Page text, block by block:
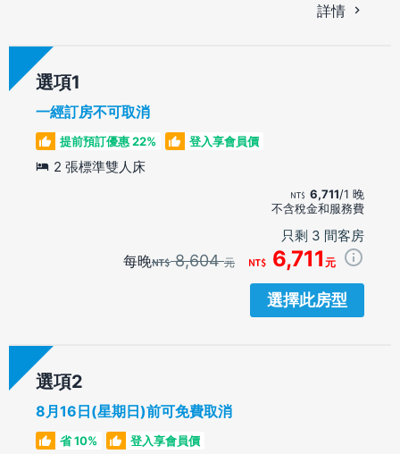
詳情
選項
一經訂房不可取消
提前預訂優惠 22% 登入享會員價
2 張標準雙人床
6,711/1 晚
不含稅金和服務費
只剩 3 間客房
每晚 8,604元 6,711 元
選擇此房型
選項
8月16日(星期日)前可免費取消
省 10% 登入享會員價